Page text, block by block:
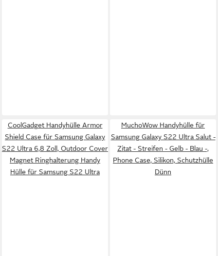
CoolGadget Handyhülle Armor
Shield Case für Samsung Galaxy
S22 Ultra 6,8 Zoll, Outdoor Cover
Magnet Ringhalterung Handy
Hülle für Samsung S22 Ultra
MuchoWow Handyhülle für
Samsung Galaxy S22 Ultra Salut -
Zitat - Streifen - Gelb - Blau -,
Phone Case, Silikon, Schutzhülle
Dünn